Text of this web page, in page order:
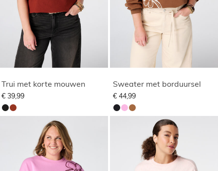
Trui met korte mouwen
€ 39,99
Sweater met borduursel
€ 44,99